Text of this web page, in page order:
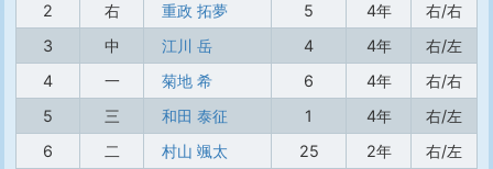
2
右 重政 拓夢 5 4年
右/右
3
中 江川 岳 4 4年
右/左
4
一 菊地 希 6 4年
右/右
5
三 和田 泰征 1 4年
右/左
6
二 村山 颯太 25 2年
右/左